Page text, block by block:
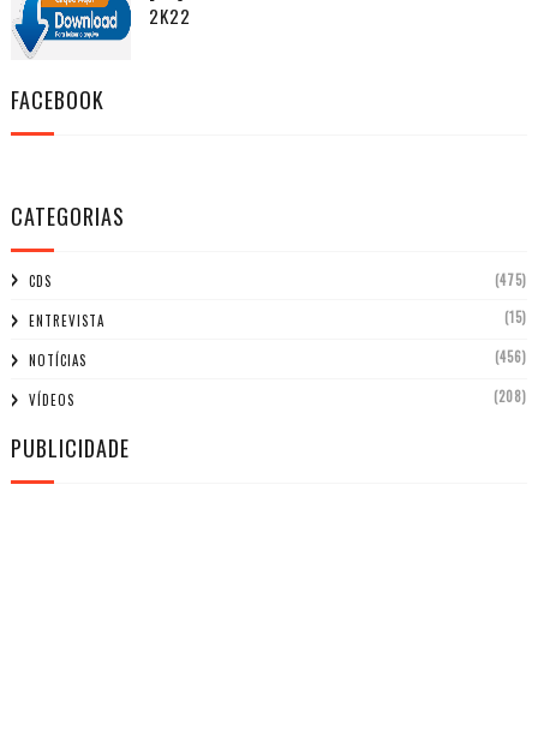
2K22
FACEBOOK
CATEGORIAS
CDS (475)
ENTREVISTA (15)
NOTÍCIAS (456)
VÍDEOS (208)
PUBLICIDADE